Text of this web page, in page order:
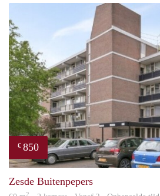
€ 850
Zesde Buitenpepers
2